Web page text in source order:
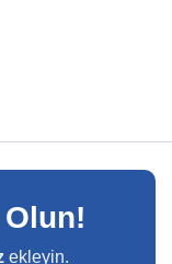
ekleyin.